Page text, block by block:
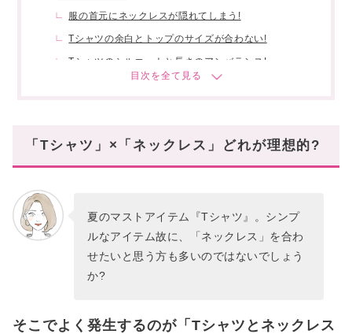
服の首元にネックレスが隠れてしまう!
Tシャツの余白とトップのサイズが合わない!
Tシャツのシルエットと長さのアンバランス!
ロゴTや柄Tとの、ケンカ勃発!
クルーネック(丸首・首詰まり)
「Tシャツ」×「ネックレス」の正解とは?
この夏は「Tシャツ」×「ネックレス」コーデを
とことん楽しもう
「Tシャツ」×「ネックレス」どれが理想的?
夏のマストアイテム『Tシャツ』。シンプ
ルなアイテム故に、「ネックレス」を合わ
せたいと思う方も多いのではないでしょう
か?
そこでよく発生するのが「Tシャツとネックレス